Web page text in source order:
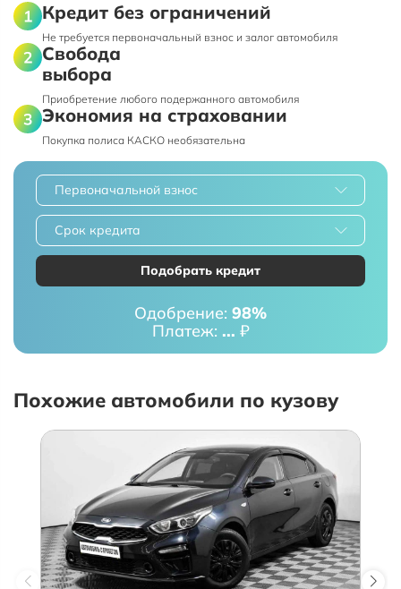
Кредит без ограничений
Не требуется первоначальный взнос и залог автомобиля
Свобода
выбора
Приобретение любого подержанного автомобиля
Экономия на страховании
Покупка полиса КАСКО необязательна
Первоначальной взнос
Срок кредита
Подобрать кредит
Одобрение: 98%
Платеж: ... ₽
Похожие автомобили по кузову